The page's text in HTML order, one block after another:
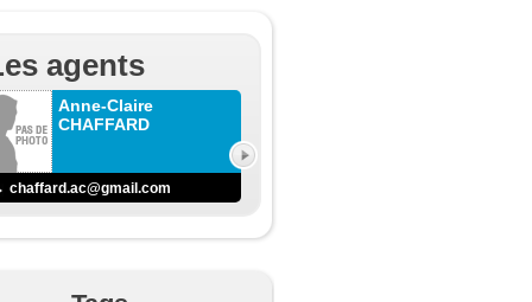
agents
Anne-Claire
CHAFFARD
chaffard.ac@gmail.com